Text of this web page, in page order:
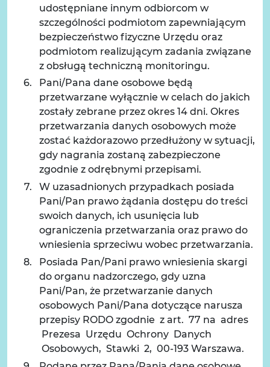
udostępniane innym odbiorcom w
szczególności podmiotom zapewniającym
bezpieczeństwo fizyczne Urzędu oraz
podmiotom realizującym zadania związane
z obsługą techniczną monitoringu.
Pani/Pana dane osobowe będą
przetwarzane wyłącznie w celach do jakich
zostały zebrane przez okres 14 dni. Okres
przetwarzania danych osobowych może
zostać każdorazowo przedłużony w sytuacji,
gdy nagrania zostaną zabezpieczone
zgodnie z odrębnymi przepisami.
W uzasadnionych przypadkach posiada
Pani/Pan prawo żądania dostępu do treści
swoich danych, ich usunięcia lub
ograniczenia przetwarzania oraz prawo do
wniesienia sprzeciwu wobec przetwarzania.
Posiada Pan/Pani prawo wniesienia skargi
do organu nadzorczego, gdy uzna
Pani/Pan, że przetwarzanie danych
osobowych Pani/Pana dotyczące narusza
przepisy RODO zgodnie z art. 77 na adres
Prezesa Urzędu Ochrony Danych
Osobowych, Stawki 2, 00-193 Warszawa.